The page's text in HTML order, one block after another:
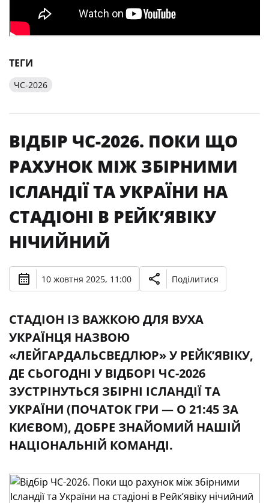
ТЕГИ
ЧС-2026
ВІДБІР ЧС-2026. ПОКИ ЩО
РАХУНОК МІЖ ЗБІРНИМИ
ІСЛАНДІЇ ТА УКРАЇНИ НА
СТАДІОНІ В РЕЙК’ЯВІКУ
НІЧИЙНИЙ
10 жовтня 2025, 11:00 Поділитися
СТАДІОН ІЗ ВАЖКОЮ ДЛЯ ВУХА
УКРАЇНЦЯ НАЗВОЮ
«ЛЕЙГАРДАЛЬСВЕДЛЮР» У РЕЙК’ЯВІКУ,
ДЕ СЬОГОДНІ У ВІДБОРІ ЧС-2026
ЗУСТРІНУТЬСЯ ЗБІРНІ ІСЛАНДІЇ ТА
УКРАЇНИ (ПОЧАТОК ГРИ — О 21:45 ЗА
КИЄВОМ), ДОБРЕ ЗНАЙОМИЙ НАШІЙ
НАЦІОНАЛЬНІЙ КОМАНДІ.